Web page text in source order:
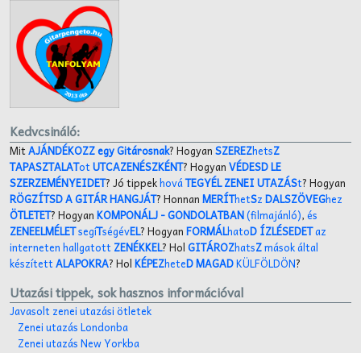
Kedvcsináló:
MitAJÁNDÉKOZZ egy Gitárosnak? HogyanSZEREZhetsZ
TAPASZTALATotUTCAZENÉSZKÉNT? HogyanVÉDESD LE
SZERZEMÉNYEIDET? Jó tippekhováTEGYÉL ZENEI UTAZÁSt? Hogyan
RÖGZÍTSD A GITÁR HANGJÁT? HonnanMERÍThetSzDALSZÖVEGhez
ÖTLETET? HogyanKOMPONÁLJ- GONDOLATBAN(filmajánló),és
ZENEELMÉLETsegíTségévEL? HogyanFORMÁLhatoD ÍZLÉSEDETaz
interneten hallgatott ZENÉKKEL? HolGITÁROZhatsZmások által
készítettALAPOKRA? HolKÉPEZheteD MAGADKÜLFÖLDÖN?
Utazási tippek, sok hasznos információval
Javasolt zenei utazási ötletek
Zenei utazás Londonba
Zenei utazás New Yorkba